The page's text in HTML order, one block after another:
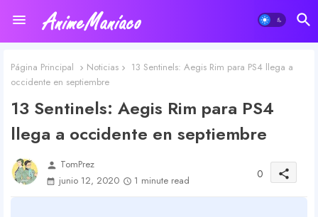
Página Principal Noticias
13 Sentinels: Aegis Rim para PS4 llega a
occidente en septiembre
13 Sentinels: Aegis Rim para PS4
llega a occidente en septiembre
person TomPrez
junio 12, 2020
1 minute read 0 share